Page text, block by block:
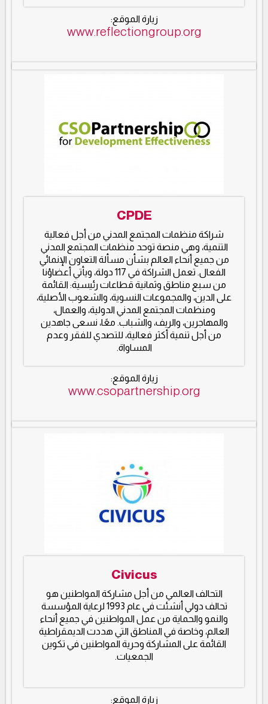
زيارة الموقع:
www.reflectiongroup.org
CPDE
شراكة منظمات المجتمع المدني من أجل فعالية
التنمية، وهي منصة توحد منظمات المجتمع المدني
من جميع أنحاء العالم بشأن مسألة التعاون الإنمائي
الفعال. تعمل الشراكة في 117 دولة، ويأتي أعضاؤنا
من سبع مناطق وثمانية قطاعات رئيسية: القائمة
على الدين، والمجموعات النسوية، والشعوب الأصلية،
ومنظمات المجتمع المدني الدولية، والعمال،
والمهاجرين، والريف، والشباب. معًا، نسعى جاهدين
من أجل تنمية أكثر فعالية، للتصدي للفقر وعدم
المساواة.
زيارة الموقع:
www.csopartnership.org
Civicus
التحالف العالمي من أجل مشاركة المواطنين هو
تحالف دولي أنشئت في عام 1993 لرعاية المؤسسة
والنمو والحماية من عمل المواطنين في جميع أنحاء
العالم، وخاصة في المناطق التي هددت الديمقراطية
القائمة على المشاركة وحرية المواطنين في تكوين
الجمعيات.
زيارة الموقع: